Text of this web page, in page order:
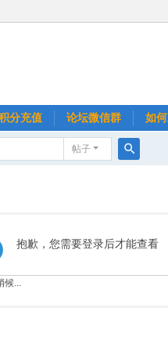
分充值 论坛微信群 如
帖子
抱歉，您需要登录后才能查看
候...